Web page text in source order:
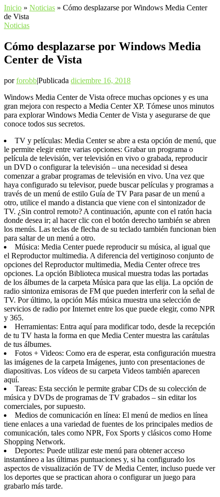
Inicio » Noticias » Cómo desplazarse por Windows Media Center
de Vista
Noticias
Cómo desplazarse por Windows Media
Center de Vista
porforobb|Publicada diciembre 16, 2018
Windows Media Center de Vista ofrece muchas opciones y es una
gran mejora con respecto a Media Center XP. Tómese unos minutos
para explorar Windows Media Center de Vista y asegurarse de que
conoce todos sus secretos.
TV y películas: Media Center se abre a esta opción de menú, que
le permite elegir entre varias opciones: Grabar un programa o
película de televisión, ver televisión en vivo o grabada, reproducir
un DVD o configurar la televisión – una necesidad si desea
comenzar a grabar programas de televisión en vivo. Una vez que
haya configurado su televisor, puede buscar películas y programas a
través de un menú de estilo Guía de TV Para pasar de un menú a
otro, utilice el mando a distancia que viene con el sintonizador de
TV. ¿Sin control remoto? A continuación, apunte con el ratón hacia
donde desea ir; al hacer clic con el botón derecho también se abren
los menús. Las teclas de flecha de su teclado también funcionan bien
para saltar de un menú a otro.
Música: Media Center puede reproducir su música, al igual que
el Reproductor multimedia. A diferencia del vertiginoso conjunto de
opciones del Reproductor multimedia, Media Center ofrece tres
opciones. La opción Biblioteca musical muestra todas las portadas
de los álbumes de la carpeta Música para que las elija. La opción de
radio sintoniza emisoras de FM que pueden interferir con la señal de
TV. Por último, la opción Más música muestra una selección de
servicios de radio por Internet entre los que puede elegir, como NPR
y 365.
Herramientas: Entra aquí para modificar todo, desde la recepción
de tu TV hasta la forma en que Media Center muestra las carátulas
de tus álbumes.
Fotos + Videos: Como era de esperar, esta configuración muestra
las imágenes de la carpeta Imágenes, junto con presentaciones de
diapositivas. Los vídeos de su carpeta Videos también aparecen
aquí.
Tareas: Esta sección le permite grabar CDs de su colección de
música y DVDs de programas de TV grabados – sin editar los
comerciales, por supuesto.
Medios de comunicación en línea: El menú de medios en línea
tiene enlaces a una variedad de fuentes de los principales medios de
comunicación, tales como NPR, Fox Sports y clásicos como Home
Shopping Network.
Deportes: Puede utilizar este menú para obtener acceso
instantáneo a las últimas puntuaciones y, si ha configurado los
aspectos de visualización de TV de Media Center, incluso puede ver
los deportes que se practican ahora o configurar un juego para
grabarlo más tarde.